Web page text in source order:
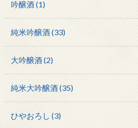
吟醸酒(1)
純米吟醸酒(33)
大吟醸酒(2)
純米大吟醸酒(35)
ひやおろし (3)